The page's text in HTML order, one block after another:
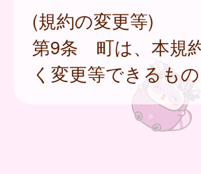
(規約の変更等)
第9条 町は、本規
く変更等できるもの